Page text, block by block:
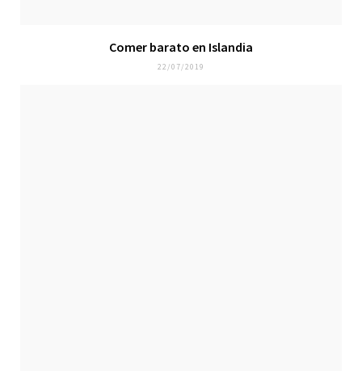
Comer barato en Islandia
22/07/2019